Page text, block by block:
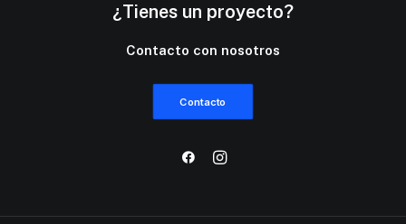
¿Tienes un proyecto?
Contacto con nosotros
Contacto